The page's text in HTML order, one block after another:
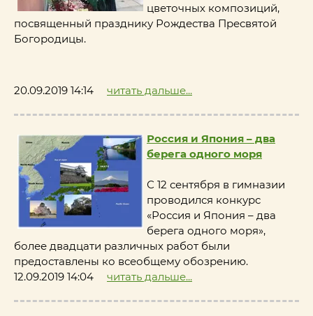
цветочных композиций,
посвященный празднику Рождества Пресвятой
Богородицы.
20.09.2019 14:14 читать дальше...
Россия и Япония – два
берега одного моря
С 12 сентября в гимназии
проводился конкурс
«Россия и Япония – два
берега одного моря»,
более двадцати различных работ были
предоставлены ко всеобщему обозрению.
12.09.2019 14:04
читать дальше...